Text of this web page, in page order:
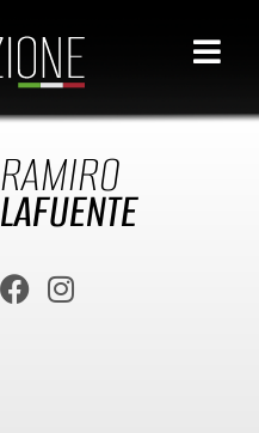
RAMIRO
LAFUENTE